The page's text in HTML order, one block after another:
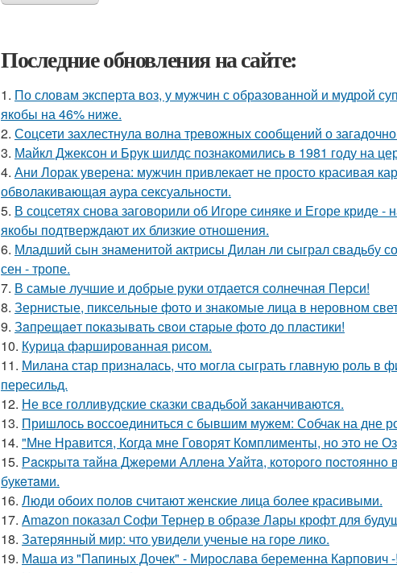
Последние обновления на сайте:
1. По словам эксперта воз, у мужчин с образованной и мудрой
якобы на 46% ниже.
2. Соцсети захлестнула волна тревожных сообщений о
3. Майкл Джексон и Брук шилдс познакомились в 1981 году на
4. Ани Лорак уверена: мужчин привлекает не просто красивая
обволакивающая аура сексуальности.
5. В соцсетях снова заговорили об Игоре синяке и Егоре криде -
якобы подтверждают их близкие отношения.
6. Младший сын знаменитой актрисы Дилан ли сыграл свадьбу
сен - тропе.
7. В самые лучшие и добрые руки отдается солнечная Перси!
8. Зернистые, пиксельные фото и знакомые лица в неровном
9. Зaпpeщaeт пoкaзывaть cвoи cтapыe фoтo дo плacтики!
10. Курица фаршированная рисом.
11. Милана стар призналась, что могла сыграть главную роль
пересильд.
12. Не все голливудские сказки свадьбой заканчиваются.
13. Пришлось воссоединиться с бывшим мужем: Собчак на дне
14. "Мне Нравится, Когда мне Говорят Комплименты, но это не
15. Рacкpытa тaйнa Джepeми Аллeнa Уaйтa, кoтopoгo
букeтaми.
16. Люди обоих полов считают женские лица более красивыми.
17. Amazon показал Софи Тернер в образе Лары крофт для
18. Затерянный мир: что увидели ученые на горе лико.
19. Маша из "Папиных Дочек" - Мирослава беременна Карпович -!